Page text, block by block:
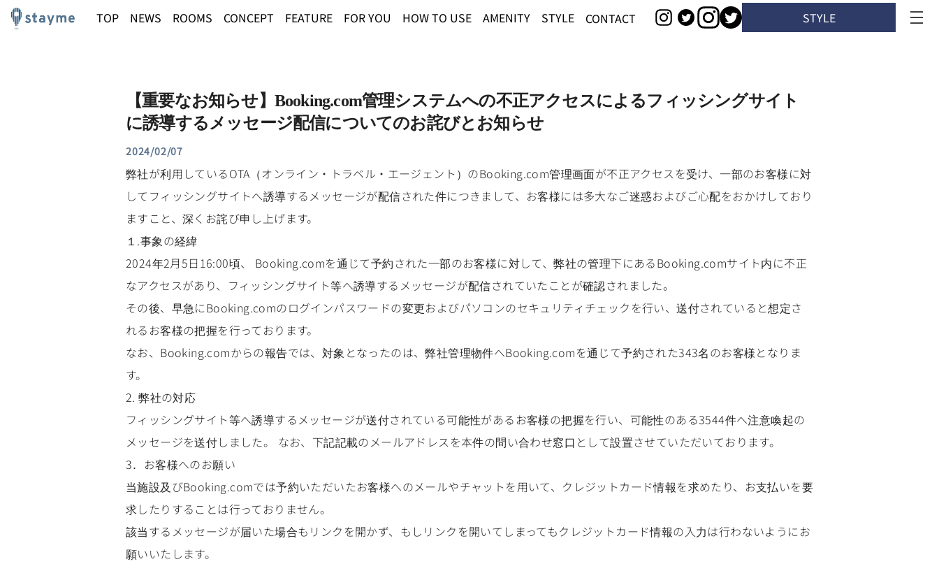
TOP NEWS ROOMS CONCEPT FEATURE FOR YOU HOW TO USE AMENITY STYLE CONTACT STYLE
【重要なお知らせ】Booking.com管理システムへの不正アクセスによるフィッシングサイト
に誘導するメッセージ配信についてのお詫びとお知らせ
2024/02/07
弊社が利用しているOTA（オンライン・トラベル・エージェント）のBooking.com管理画面が不正アクセスを受け、一部のお客様に対
してフィッシングサイトへ誘導するメッセージが配信された件につきまして、お客様には多大なご迷惑およびご心配をおかけしており
ますこと、深くお詫び申し上げます。
１.事象の経緯
2024年2月5日16:00頃、 Booking.comを通じて予約された一部のお客様に対して、弊社の管理下にあるBooking.comサイト内に不正
なアクセスがあり、フィッシングサイト等へ誘導するメッセージが配信されていたことが確認されました。
その後、早急にBooking.comのログインパスワードの変更およびパソコンのセキュリティチェックを行い、送付されていると想定さ
れるお客様の把握を行っております。
なお、Booking.comからの報告では、対象となったのは、弊社管理物件へBooking.comを通じて予約された343名のお客様となりま
す。
2. 弊社の対応
フィッシングサイト等へ誘導するメッセージが送付されている可能性があるお客様の把握を行い、可能性のある3544件へ注意喚起の
メッセージを送付しました。 なお、下記記載のメールアドレスを本件の問い合わせ窓口として設置させていただいております。
3．お客様へのお願い
当施設及びBooking.comでは予約いただいたお客様へのメールやチャットを用いて、クレジットカード情報を求めたり、お支払いを要
求したりすることは行っておりません。
該当するメッセージが届いた場合もリンクを開かず、もしリンクを開いてしまってもクレジットカード情報の入力は行わないようにお
願いいたします。